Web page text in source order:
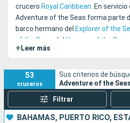
crucero Royal Caribbean. En servicio
Adventure of the Seas forma parte
barco hermano del Explorer of the
of the Seas
, del Voyager of the Seas
Seas. Este imponente barco es
+ Leer más
53
cruceros
Sus criterios de
Adventure of the Seas
Filtrar